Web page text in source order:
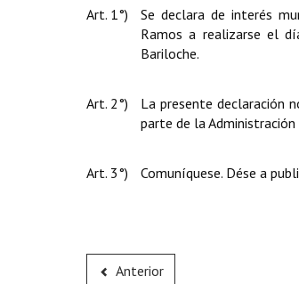
Art. 1°)
Se declara de interés
Ramos a realizarse el
Bariloche.
Art. 2°)
La presente declaración
parte de la Administración
Art. 3°) Comuníquese. Dése a
Anterior